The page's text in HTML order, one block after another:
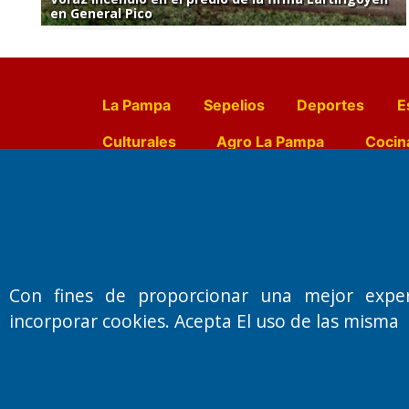
en General Pico
La Pampa Sepelios Deportes
Culturales
Agro La Pampa
Doctor Antonio
Primera edición: Domingo 3 de
Miembro de ADIRA,ADEPA y CPPAL
Con fines de proporcionar una mejor
incorporar cookies. Acepta El uso de las misma